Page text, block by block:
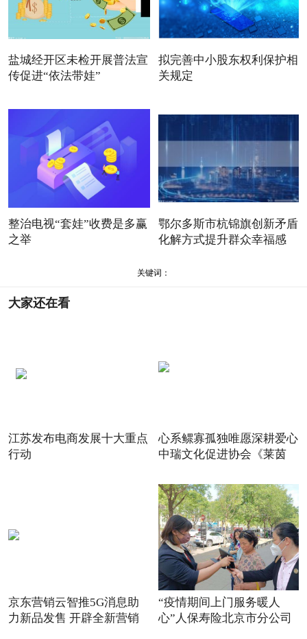
盐城经开区未检开展普法宣
传促进“依法带娃”
拟完善中小股东权利保护相
关规定
整治电视“套娃”收费是多赢
之举
鄂尔多斯市杭锦旗创新矛盾
化解方式提升群众幸福感
关键词：
大家还在看
江苏发布电商发展十大重点
行动
心系鳏寡孤独唯愿深耕爱心
中瑞文化促进协会《莱茵
京东营销云智推5G消息助
力新品发售 开辟全新营销
“疫情期间上门服务暖人
心”人保寿险北京市分公司